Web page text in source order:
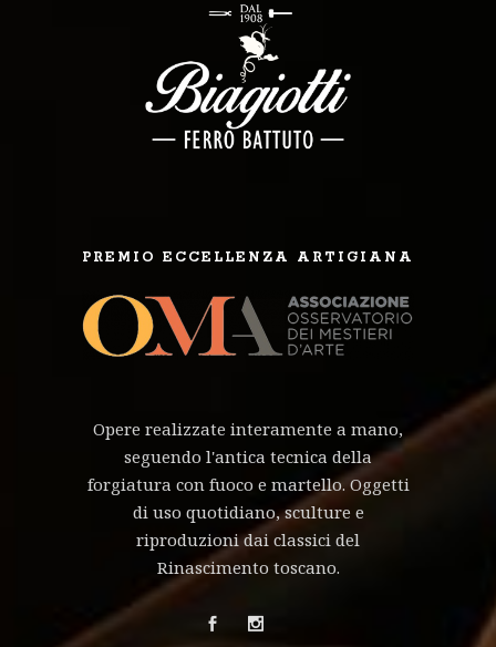
PREMIO ECCELLENZA ARTIGIANA
Opere realizzate interamente a mano,
seguendo l'antica tecnica della
forgiatura con fuoco e martello. Oggetti
di uso quotidiano, sculture e
riproduzioni dai classici del
Rinascimento toscano.